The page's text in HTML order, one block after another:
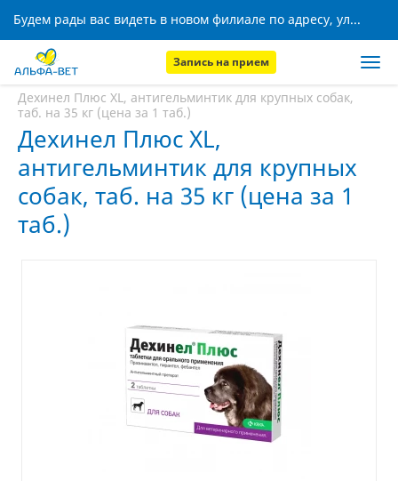
Будем рады вас видеть в новом филиале по адресу, ул. Кижеватова, 8!
Запись на прием
Главная
Дехинел Плюс XL, антигельминтик для крупных собак,
таб. на 35 кг (цена за 1 таб.)
Дехинел Плюс XL,
антигельминтик для крупных
собак, таб. на 35 кг (цена за 1
таб.)